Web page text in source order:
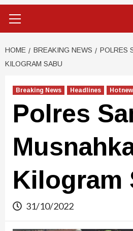
HOME BREAKING NEWS
POLRES
KILOGRAM SABU
Breaking News Headlines
Polres
Kilogram
31/10/2022